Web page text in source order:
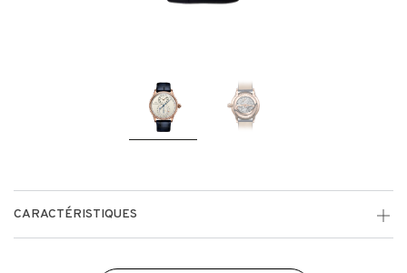
CARACTÉRISTIQUES